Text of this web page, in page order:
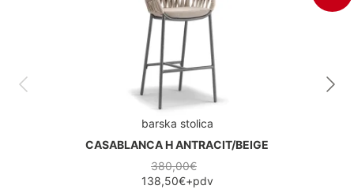
barska stolica
CASABLANCA H ANTRACIT/BEIGE
380,00€
138,50€+pdv